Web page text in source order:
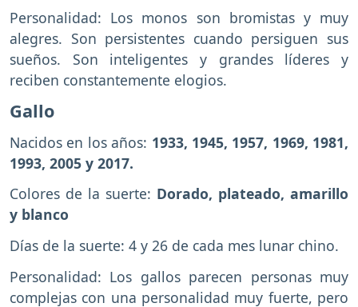
Personalidad: Los monos son bromistas y muy
alegres. Son persistentes cuando persiguen sus
sueños. Son inteligentes y grandes líderes y
reciben constantemente elogios.
Gallo
Nacidos en los años: 1933, 1945, 1957, 1969, 1981,
1993, 2005 y 2017.
Colores de la suerte: Dorado, plateado, amarillo
y blanco
Días de la suerte: 4 y 26 de cada mes lunar chino.
Personalidad: Los gallos parecen personas muy
complejas con una personalidad muy fuerte, pero